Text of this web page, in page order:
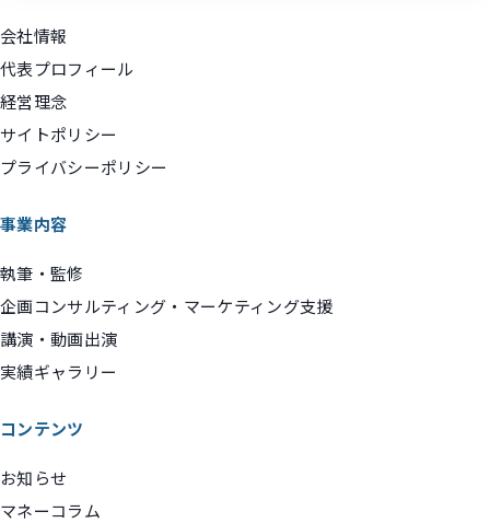
会社情報
代表プロフィール
経営理念
サイトポリシー
プライバシーポリシー
事業内容
執筆・監修
企画コンサルティング・マーケティング支援
講演・動画出演
実績ギャラリー
コンテンツ
お知らせ
マネーコラム